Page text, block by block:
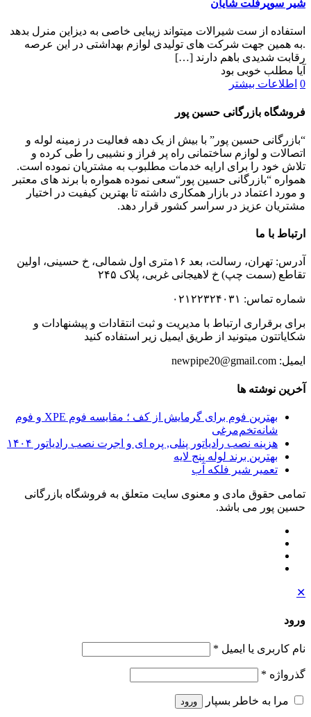
شیر سوپرفلت شایان
استفاده از ست شیرالات میتواند زیبایی خاصی به دیزاین منرل بدهد
.به همین جهت شرکت های تولیدی لوازم بهداشتی در این عرصه
رقابت شدیدی باهم دارند […]
آیا مطلب خوبی بود
0 اطلاعات بیشتر
فروشگاه بازرگانی حسین پور
“بازرگانی حسین پور” با بیش از یک دهه فعالیت در زمینه لوله و
اتصالات و لوازم ساختمانی راه پر فراز و نشیبی را طی کرده و
تلاش خود را برای ارایه خدمات مطلبوب به مشتریان نموده است.
همواره “بازرگانی حسین پور“سعی نموده همواره با برند های معتبر
و مورد اعتماد در بازار همکاری داشته تا بهترین کیفیت در اختیار
مشتریان عزیز در سراسر کشور قرار دهد.
ارتباط با ما
آدرس: تهران، رسالت، بعد ۱۶متری اول شمالی، خ حسینی، اولین
تقاطع (سمت چپ) خ لاهیجانی غربی، پلاک ۲۴۵
شماره تماس: ۰۲۱۲۲۳۲۴۰۳۱
برای برقراری ارتباط با مدیریت و ثبت انتقادات و پیشنهادات و
شکایاتتون میتونید از طریق ایمیل زیر استفاده کنید
ایمیل: newpipe20@gmail.com
آخرین نوشته ها
بهترین فوم برای گرمایش از کف ؛ مقایسه فوم XPE و فوم
شانه‌تخم‌مرغی
هزینه نصب رادیاتور پنلی, پره ای و اجرت نصب رادیاتور ۱۴۰۴
بهترین برند لوله پنج لایه
تعمیر شیر فلکه آب
تمامی حقوق مادی و معنوی سایت متعلق به فروشگاه بازرگانی
حسین پور می باشد.
✕
ورود
نام کاربری یا ایمیل *
گذرواژه *
مرا به خاطر بسپار ورود